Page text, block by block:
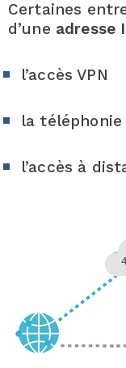
Certaines
d’une adresse
l’accès VPN
la téléphonie
l’accès à